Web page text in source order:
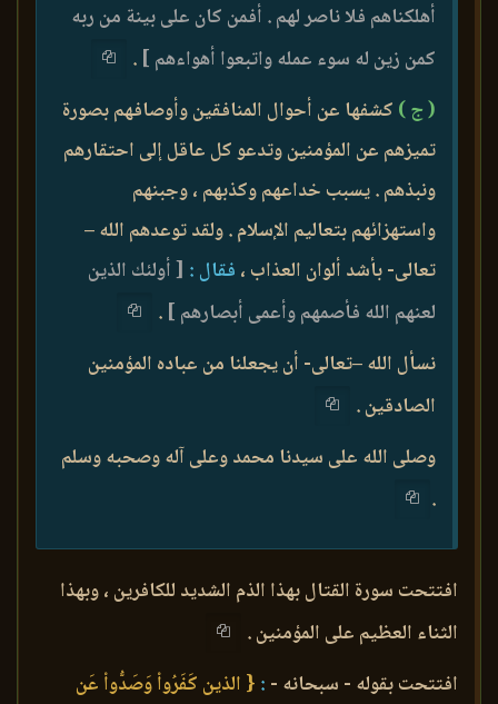
أهلكناهم فلا ناصر لهم . أفمن كان على بينة من ربه
كمن زين له سوء عمله واتبعوا أهواءهم ] .
( ج ) كشفها عن أحوال المنافقين وأوصافهم بصورة
تميزهم عن المؤمنين وتدعو كل عاقل إلى احتقارهم
ونبذهم . يسبب خداعهم وكذبهم ، وجبنهم
واستهزائهم بتعاليم الإسلام . ولقد توعدهم الله –
تعالى- بأشد ألوان العذاب ، فقال : [ أولئك الذين
لعنهم الله فأصمهم وأعمى أبصارهم ] .
نسأل الله –تعالى- أن يجعلنا من عباده المؤمنين
الصادقين .
وصلى الله على سيدنا محمد وعلى آله وصحبه وسلم
.
افتتحت سورة القتال بهذا الذم الشديد للكافرين ، وبهذا
الثناء العظيم على المؤمنين .
افتتحت بقوله - سبحانه - : { الذين كَفَرُواْ وَصَدُّواْ عَن